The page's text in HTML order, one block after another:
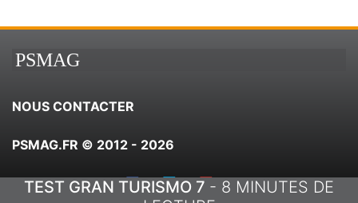
TEST GRAN TURISMO 7 - 8 MINUTES DE
PSMAG
NOUS CONTACTER
PSMAG.FR © 2012 - 2026